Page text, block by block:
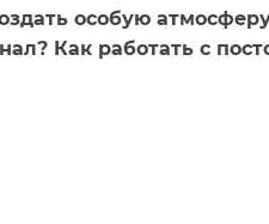
особую
Как работать с